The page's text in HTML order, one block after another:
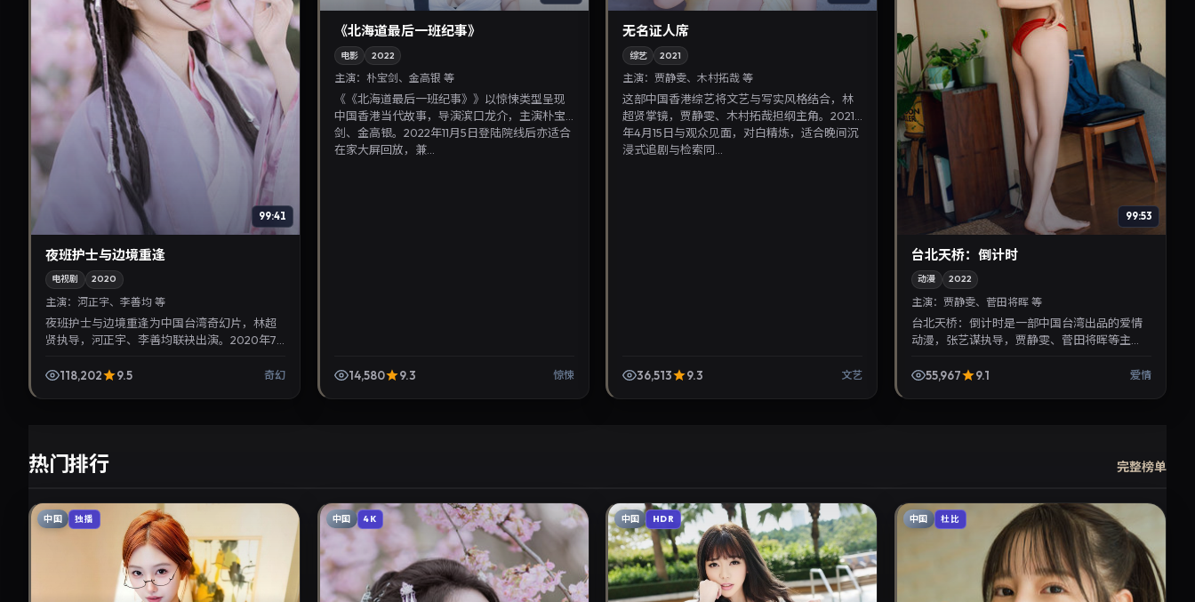
99:41
夜班护士与边境重逢
电视剧 2020
主演： 河正宇、李善均 等
夜班护士与边境重逢为中国台湾奇幻片，林超
贤执导，河正宇、李善均联袂出演。2020年7
华语影视片库与热播...
118,202 9.5 奇幻
《北海道最后一班纪事》
电影 2022
主演： 朴宝剑、金高银 等
《《北海道最后一班纪事》》以惊悚类型呈现
中国香港当代故事，导演滨口龙介，主演朴宝
剑、金高银。2022年11月5日登陆院线后亦适合
在家大屏回放，兼...
14,580 9.3 惊悚
无名证人席
综艺 2021
主演：贾静雯、木村拓哉 等
这部中国香港综艺将文艺与写实风格结合，林
超贤掌镜，贾静雯、木村拓哉担纲主角。2021
年4月15日与观众见面，对白精炼，适合晚间沉
浸式追剧与检索同...
36,513 9.3 文艺
99:53
台北天桥：倒计时
动漫 2022
主演： 贾静雯、菅田将晖 等
台北天桥：倒计时是一部中国台湾出品的爱情
动漫，张艺谋执导，贾静雯、菅田将晖等主
情感与悬念展开，适...
55,967 9.1 爱情
热门排行 完整榜单
中国 独播 中国 4K 中国 HDR 中国 杜比